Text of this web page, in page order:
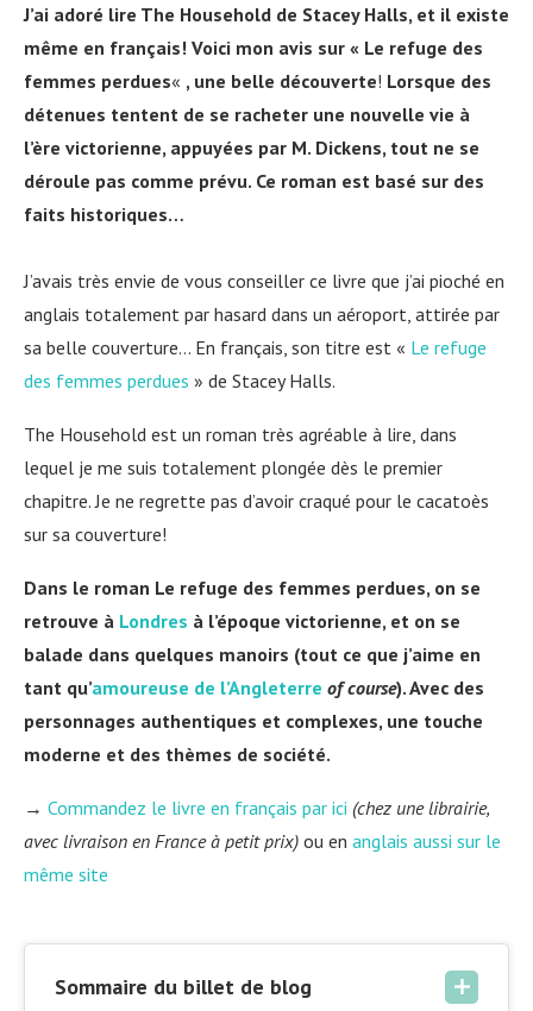
J’ai adoré lire The Household de Stacey Halls, et il existe
même en français! Voici mon avis sur « Le refuge des
femmes perdues« , une belle découverte! Lorsque des
détenues tentent de se racheter une nouvelle vie à
l’ère victorienne, appuyées par M. Dickens, tout ne se
déroule pas comme prévu. Ce roman est basé sur des
faits historiques…
J’avais très envie de vous conseiller ce livre que j’ai pioché en
anglais totalement par hasard dans un aéroport, attirée par
sa belle couverture… En français, son titre est « Le refuge
des femmes perdues » de Stacey Halls.
The Household est un roman très agréable à lire, dans
lequel je me suis totalement plongée dès le premier
chapitre. Je ne regrette pas d’avoir craqué pour le cacatoès
sur sa couverture!
Dans le roman Le refuge des femmes perdues, on se
retrouve à Londres à l’époque victorienne, et on se
balade dans quelques manoirs (tout ce que j’aime en
tant qu’amoureuse de l’Angleterre of course). Avec des
personnages authentiques et complexes, une touche
moderne et des thèmes de société.
→ Commandez le livre en français par ici (chez une librairie,
avec livraison en France à petit prix) ou en anglais aussi sur le
même site
Sommaire du billet de blog